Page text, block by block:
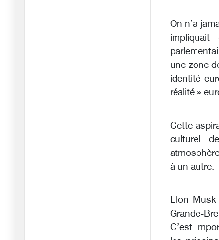
On n’a
une zone
identité
réalité »
Cette
culturel
à un autre.
Elon Musk
Grande-
C’est